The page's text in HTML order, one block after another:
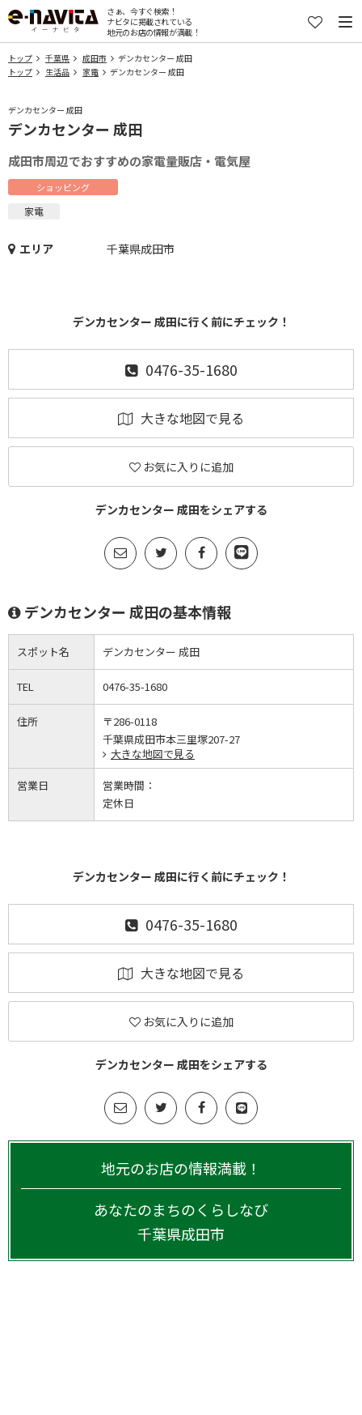
さぁ、今すぐ検索！
ナビタに掲載されている
地元のお店の情報が満載！
トップ 千葉県 成田市
デンカセンター 成田
トップ
生活品 家電 デンカセンター 成田
デンカセンター 成田
デンカセンター 成田
成田市周辺でおすすめの家電量販店・電気屋
ショッピング
家電
エリア 千葉県成田市
デンカセンター 成田に行く前にチェック！
0476-35-1680
大きな地図で見る
お気に入りに追加
デンカセンター 成田をシェアする
デンカセンター 成田の基本情報
スポット名 デンカセンター 成田
TEL 0476-35-1680
住所
〒286-0118
千葉県成田市本三里塚207-27
大きな地図で見る
営業日
営業時間：
定休日
デンカセンター 成田に行く前にチェック！
0476-35-1680
大きな地図で見る
お気に入りに追加
デンカセンター 成田をシェアする
地元のお店の情報満載！
あなたのまちのくらしなび
千葉県成田市